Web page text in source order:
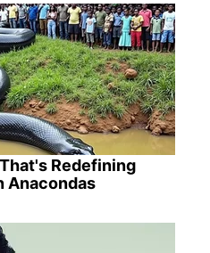
Redefining
Anacondas